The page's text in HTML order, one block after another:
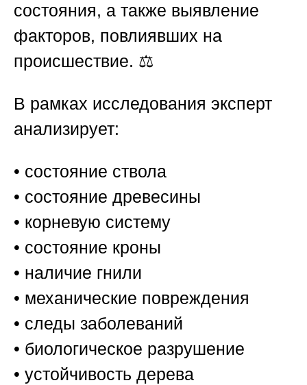
состояния, а также выявление
факторов, повлиявших на
происшествие. ⚖️
В рамках исследования эксперт
анализирует:
• состояние ствола
• состояние древесины
• корневую систему
• состояние кроны
• наличие гнили
• механические повреждения
• следы заболеваний
• биологическое разрушение
• устойчивость дерева